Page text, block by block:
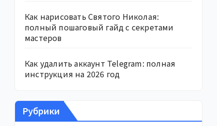
Как нарисовать Святого Николая:
полный пошаговый гайд с секретами
мастеров
Как удалить аккаунт Telegram: полная
инструкция на 2026 год
Рубрики